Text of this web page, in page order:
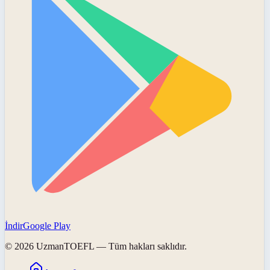
İndirGoogle Play
© 2026 UzmanTOEFL — Tüm hakları saklıdır.